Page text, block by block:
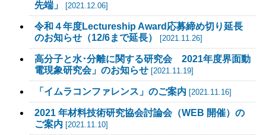
先端」
[2021.12.06]
令和４年度Lectureship Award応募締め切り延長
のお知らせ（12/6まで延長）
[2021.11.26]
高分子と水･分離に関する研究会 2021年度界面動
電現象研究会」のお知らせ[2021.11.19]
「イムラコンファレンス」のご案内 [2021.11.16]
2021 年材料技術研究協会討論会（WEB 開催）の
ご案内 [2021.11.10]